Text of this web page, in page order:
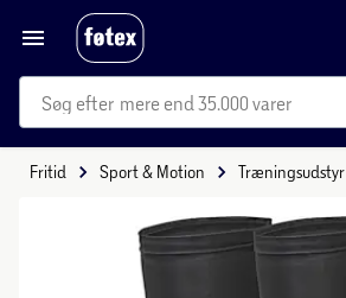
mere end 35.000 varer
Fritid Sport & Motion Træningsudstyr